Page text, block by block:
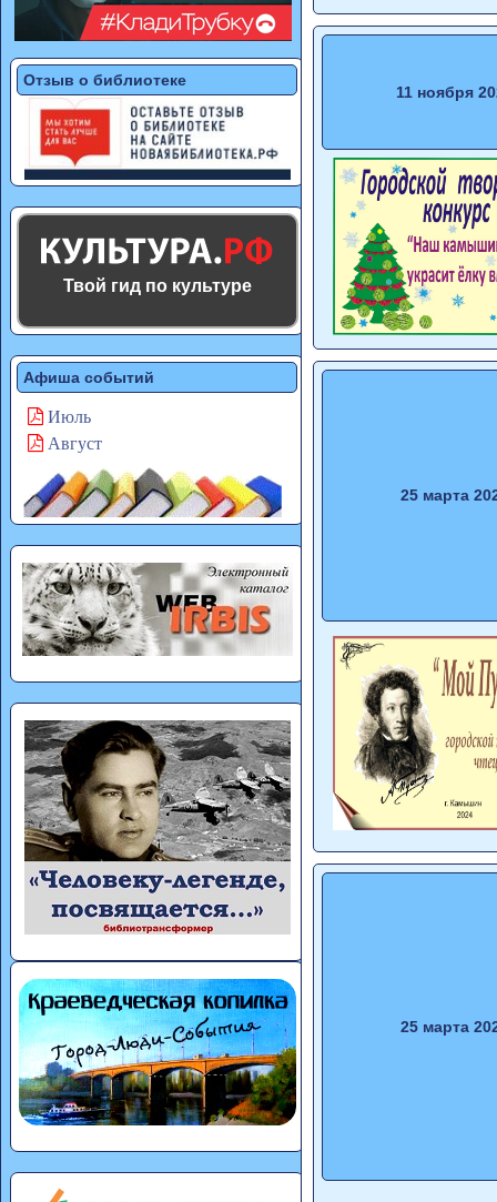
Отзыв о библиотеке
Твой гид по культуре
Афиша событий
Июль
Август
11 ноября
25 марта
25 марта